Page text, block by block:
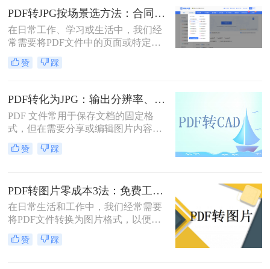
PDF转JPG按场景选方法：合同、图纸、证件照分别用哪种！
在日常工作、学习或生活中，我们经
常需要将PDF文件中的页面或特定内
容转换为JPG图片格式。无论是为了
在演示文稿中插入一页图表、在社交
了满足某些平台只支持图片上传的需
求，PDF转JPG都是一项非常实用的
技能
赞 踩
PDF转化为JPG：输出分辨率、色彩模式和压缩率的设置指南！
PDF 文件常用于保存文档的固定格
式，但在需要分享或编辑图片内容
时，JPG 格式更为灵活。那么pdf如何
转化为jpg呢？本文将详细介绍几种常
赞 踩
PDF转图片零成本3法：免费工具的转换精度和限制对比！
在日常生活和工作中，我们经常需要
将PDF文件转换为图片格式，以便于
分享、编辑或打印。那么怎么不花钱
把pdf转成图片呢？本文将介绍三种不
赞 踩